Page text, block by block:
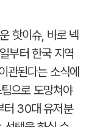
핫이슈, 바로 넥
부터 한국 지역
관된다는 소식에
으로 도망쳐야
터 30대 유저분